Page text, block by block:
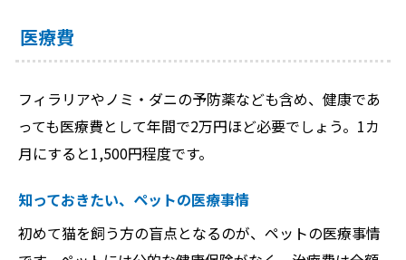
医療費
フィラリアやノミ・ダニの予防薬なども含め、健康であ
っても医療費として年間で2万円ほど必要でしょう。1カ
月にすると1,500円程度です。
知っておきたい、ペットの医療事情
初めて猫を飼う方の盲点となるのが、ペットの医療事情